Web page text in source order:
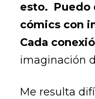
esto. Puedo
cómics con
Cada
imaginación
Me resulta